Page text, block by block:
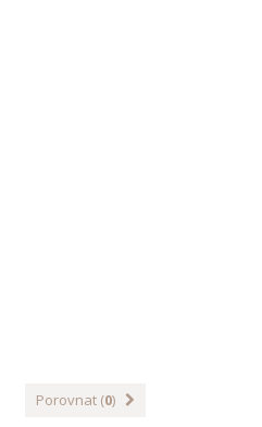
Porovnat (0)